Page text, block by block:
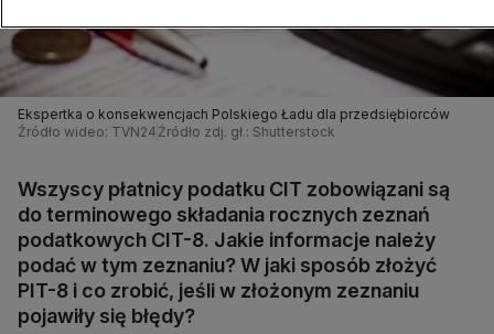
Ekspertka o konsekwencjach Polskiego Ładu dla przedsiębiorców
Źródło wideo: TVN24 Źródło zdj. gł.: Shutterstock
Wszyscy płatnicy podatku CIT zobowiązani są
do terminowego składania rocznych zeznań
podatkowych CIT-8. Jakie informacje należy
podać w tym zeznaniu? W jaki sposób złożyć
PIT-8 i co zrobić, jeśli w złożonym zeznaniu
pojawiły się błędy?